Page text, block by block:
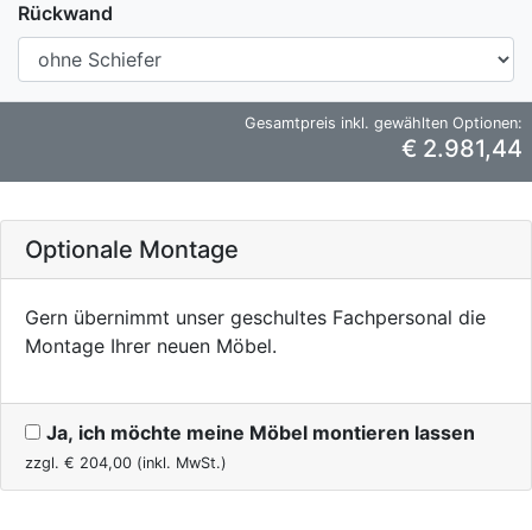
Rückwand
Gesamtpreis inkl. gewählten Optionen:
€ 2.981,44
Optionale Montage
Gern übernimmt unser geschultes Fachpersonal die
Montage Ihrer neuen Möbel.
Ja, ich möchte meine Möbel montieren lassen
zzgl. € 204,00 (inkl. MwSt.)